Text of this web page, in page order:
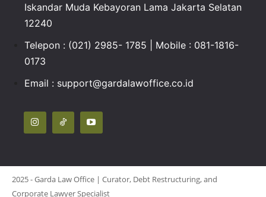
Iskandar Muda Kebayoran Lama Jakarta Selatan
12240
Telepon : (021) 2985- 1785 | Mobile : 081-1816-
0173
Email : support@gardalawoffice.co.id
2025 - Garda Law Office | Curator, Debt Restructuring, and
Corporate Lawyer Specialist